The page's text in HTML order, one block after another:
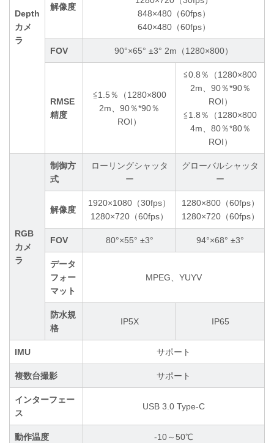
Depth
カメ
ラ
解像度
848×480（60fps）
640×480（60fps）
FOV 90°×65° ±3° 2m（1280×800）
RMSE
精度
≦1.5％（1280×800
2m、90％*90％
ROI）
≦0.8％（1280×800
2m、90％*90％
ROI）
≦1.8％（1280×800
4m、80％*80％
ROI）
RGB
カメ
ラ
制御方
式
ローリングシャッタ
ー
グローバルシャッタ
ー
解像度
1920×1080（30fps）
1280×720（60fps）
1280×800（60fps）
1280×720（60fps）
FOV 80°×55° ±3° 94°×68° ±3°
データ
フォー
マット
MPEG、YUYV
防水規
格
IP5X IP65
IMU サポート
複数台撮影 サポート
インターフェー
ス
USB 3.0 Type-C
動作温度 -10～50℃